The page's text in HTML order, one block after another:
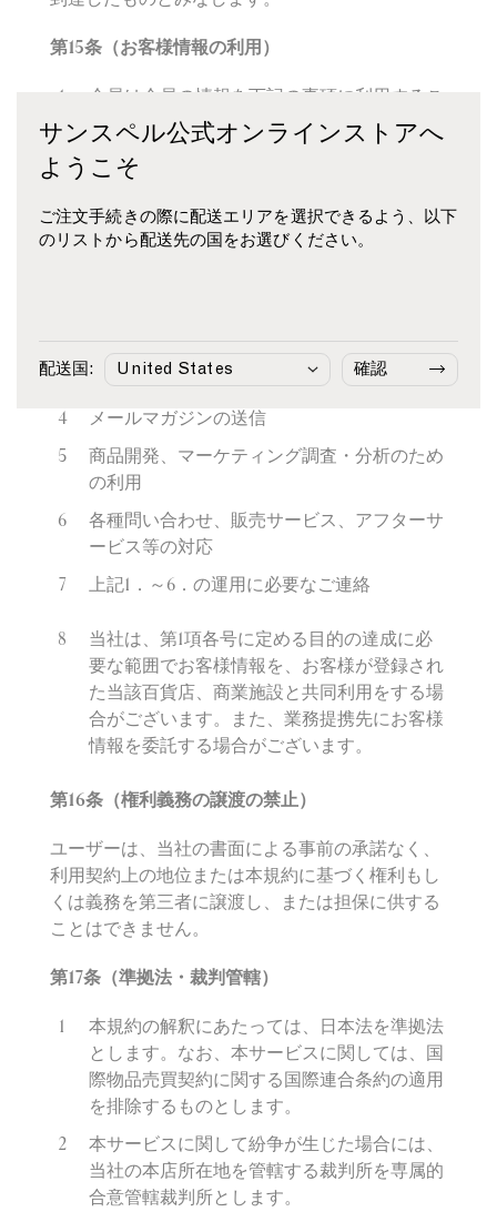
第15条（お客様情報の利用）
会員は会員の情報を下記の事項に利用するこ
とに同意するものとします。
ブランド、商品及び店舗の情報のご案内
各種優待施策並びにイベント等のサービスに
関するご案内・アンケートの実施（当ブラン
WEBショッピングの場合の商品発送、代金
決済
メールマガジンの送信
商品開発、マーケティング調査・分析のため
の利用
各種問い合わせ、販売サービス、アフターサ
ービス等の対応
上記1 ．～ 6 ．の運用に必要なご連絡
当社は、第1項各号に定める目的の達成に必
要な範囲でお客様情報を、お客様が登録され
た当該百貨店、商業施設と共同利用をする場
合がございます。また、業務提携先にお客様
情報を委託する場合がございます。
第16条（権利義務の譲渡の禁止）
ユーザーは、当社の書面による事前の承諾なく、
利用契約上の地位または本規約に基づく権利もし
くは義務を第三者に譲渡し、または担保に供する
ことはできません。
第17条（準拠法 ・ 裁判管轄）
本規約の解釈にあたっては、日本法を準拠法
とします。なお、本サービスに関しては、国
際物品売買契約に関する国際連合条約の適用
を排除するものとします。
本サービスに関して紛争が生じた場合には、
当社の本店所在地を管轄する裁判所を専属的
合意管轄裁判所とします。
サンスペル公式オンラインストアへ
ようこそ
ご注文手続きの際に配送エリアを選択できるよう、以下
のリストから配送先の国をお選びください。
配送国: 確認